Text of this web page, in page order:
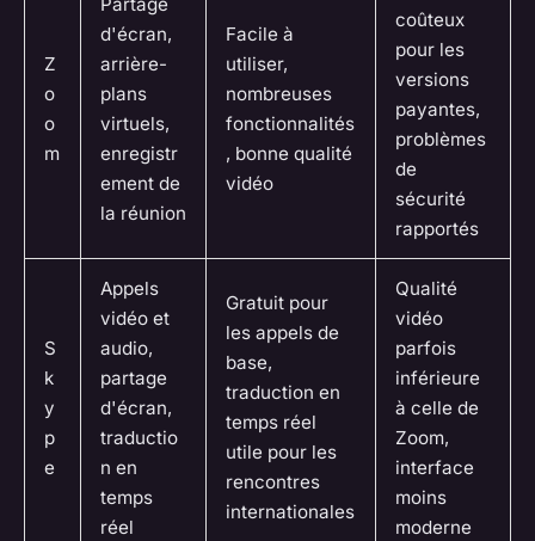
Z
o
o
m
Partage
d'écran,
arrière-
plans
virtuels,
enregistr
ement de
la réunion
Facile à
utiliser,
nombreuses
fonctionnalités
, bonne qualité
vidéo
coûteux
pour les
versions
payantes,
problèmes
de
sécurité
rapportés
S
k
y
p
e
Appels
vidéo et
audio,
partage
d'écran,
traductio
n en
temps
réel
Gratuit pour
les appels de
base,
traduction en
temps réel
utile pour les
rencontres
internationales
Qualité
vidéo
parfois
inférieure
à celle de
Zoom,
interface
moins
moderne